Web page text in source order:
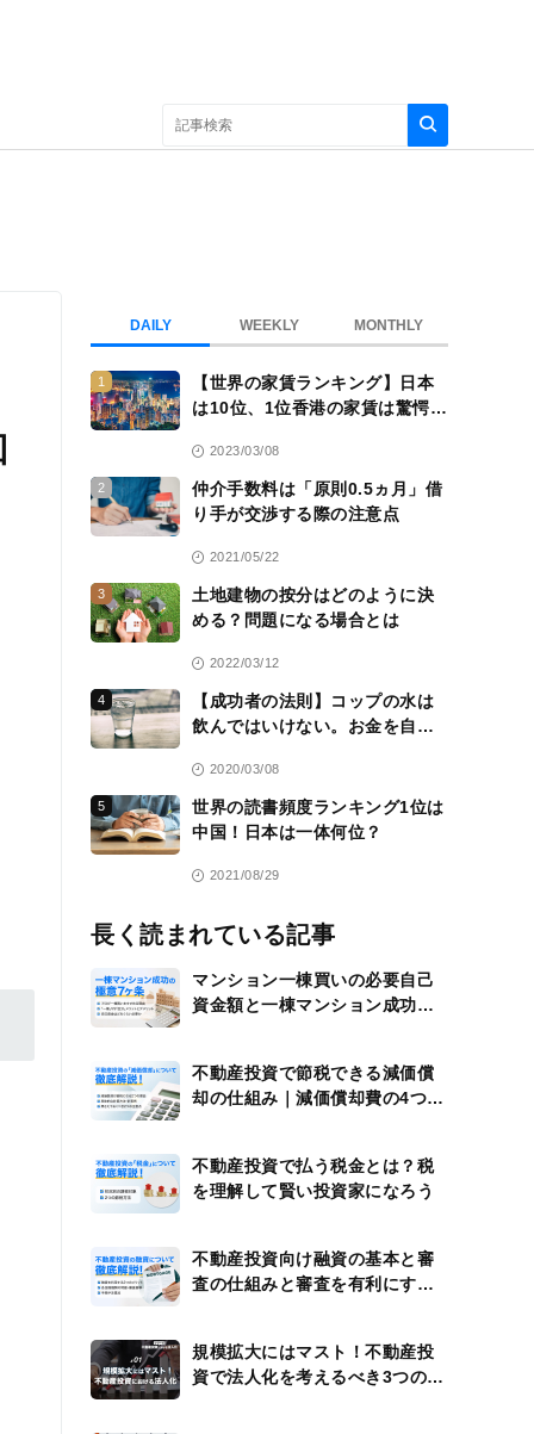
DAILY WEEKLY MONTHLY
1
【世界の家賃ランキング】日本
は10位、1位香港の家賃は驚愕
2023/03/08
2
仲介手数料は「原則0.5ヵ月」借
り手が交渉する際の注意点
2021/05/22
3
土地建物の按分はどのように決
める？問題になる場合とは
2022/03/12
4
【成功者の法則】コップの水は
飲んではいけない。お金を自分
える2020/03/08
5
世界の読書頻度ランキング1位は
中国！日本は一体何位？
2021/08/29
長く読まれている記事
マンション一棟買いの必要自己
資金額と一棟マンション成功の
不動産投資で節税できる減価償
却の仕組み｜減価償却費の4つの
不動産投資で払う税金とは？税
を理解して賢い投資家になろう
不動産投資向け融資の基本と審
査の仕組みと審査を有利にする
規模拡大にはマスト！不動産投
資で法人化を考えるべき3つのタ